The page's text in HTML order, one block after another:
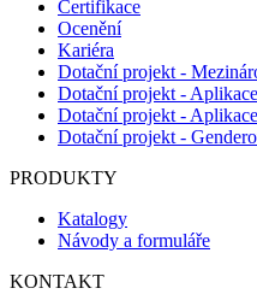
Certifikace
Ocenění
Kariéra
Dotační projekt -
Dotační projekt -
Dotační projekt -
Dotační projekt -
PRODUKTY
Katalogy
Návody a formuláře
KONTAKT